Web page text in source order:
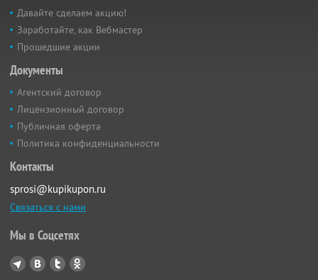
Давайте сделаем акцию!
Заработайте, как Вебмастер
Прошедшие акции
Документы
Агентский договор
Лицензионный договор
Публичная оферта
Политика конфиденциальности
Контакты
sprosi@kupikupon.ru
Связаться с нами
Мы в Соцсетях